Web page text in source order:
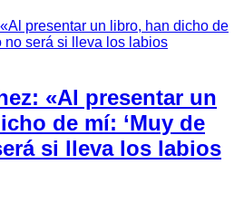
«Al presentar un
de mí: ‘Muy de
si lleva los labios